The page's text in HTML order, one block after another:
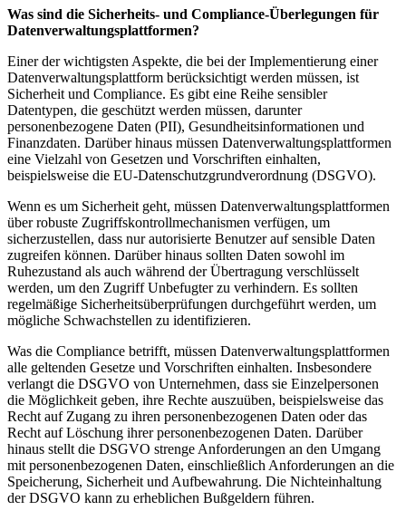
Was sind die Sicherheits- und Compliance-Überlegungen für
Datenverwaltungsplattformen?
Einer der wichtigsten Aspekte, die bei der Implementierung einer
Datenverwaltungsplattform berücksichtigt werden müssen, ist
Sicherheit und Compliance. Es gibt eine Reihe sensibler
Datentypen, die geschützt werden müssen, darunter
personenbezogene Daten (PII), Gesundheitsinformationen und
Finanzdaten. Darüber hinaus müssen Datenverwaltungsplattformen
eine Vielzahl von Gesetzen und Vorschriften einhalten,
beispielsweise die EU-Datenschutzgrundverordnung (DSGVO).
Wenn es um Sicherheit geht, müssen Datenverwaltungsplattformen
über robuste Zugriffskontrollmechanismen verfügen, um
sicherzustellen, dass nur autorisierte Benutzer auf sensible Daten
zugreifen können. Darüber hinaus sollten Daten sowohl im
Ruhezustand als auch während der Übertragung verschlüsselt
werden, um den Zugriff Unbefugter zu verhindern. Es sollten
regelmäßige Sicherheitsüberprüfungen durchgeführt werden, um
mögliche Schwachstellen zu identifizieren.
Was die Compliance betrifft, müssen Datenverwaltungsplattformen
alle geltenden Gesetze und Vorschriften einhalten. Insbesondere
verlangt die DSGVO von Unternehmen, dass sie Einzelpersonen
die Möglichkeit geben, ihre Rechte auszuüben, beispielsweise das
Recht auf Zugang zu ihren personenbezogenen Daten oder das
Recht auf Löschung ihrer personenbezogenen Daten. Darüber
hinaus stellt die DSGVO strenge Anforderungen an den Umgang
mit personenbezogenen Daten, einschließlich Anforderungen an die
Speicherung, Sicherheit und Aufbewahrung. Die Nichteinhaltung
der DSGVO kann zu erheblichen Bußgeldern führen.